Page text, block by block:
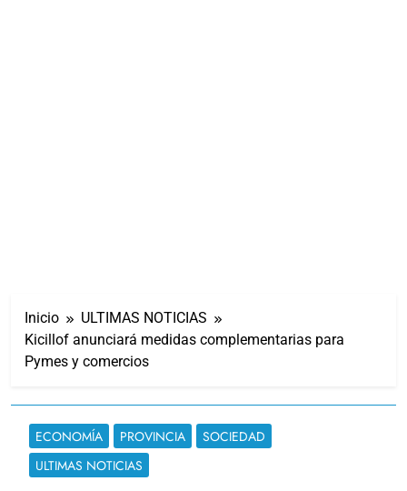
Inicio
ULTIMAS NOTICIAS
Kicillof anunciará medidas complementarias para
Pymes y comercios
ECONOMÍA PROVINCIA
SOCIEDAD
ULTIMAS NOTICIAS